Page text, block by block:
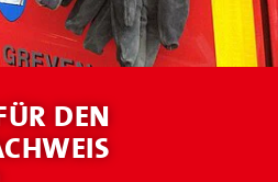
DEN